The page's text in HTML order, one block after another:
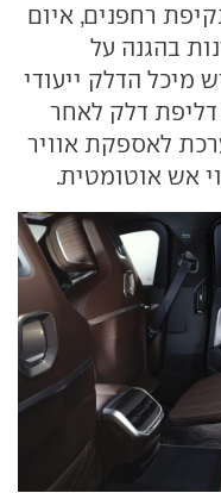
רחפנים, איום
בהגנה על
מיכל הדלק ייעודי
דליפת דלק לאחר
לאספקת אוויר
אש אוטומטית.